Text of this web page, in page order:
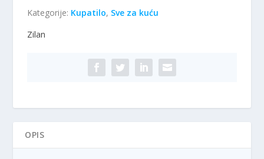
Kategorije: Kupatilo, Sve za kuću
Zilan
OPIS